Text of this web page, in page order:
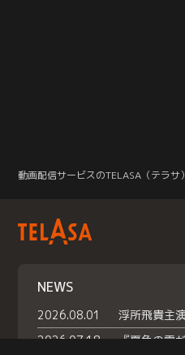
動画配信サービスのTELASA（テラサ）
NEWS
2026.08.01
2026.07.18